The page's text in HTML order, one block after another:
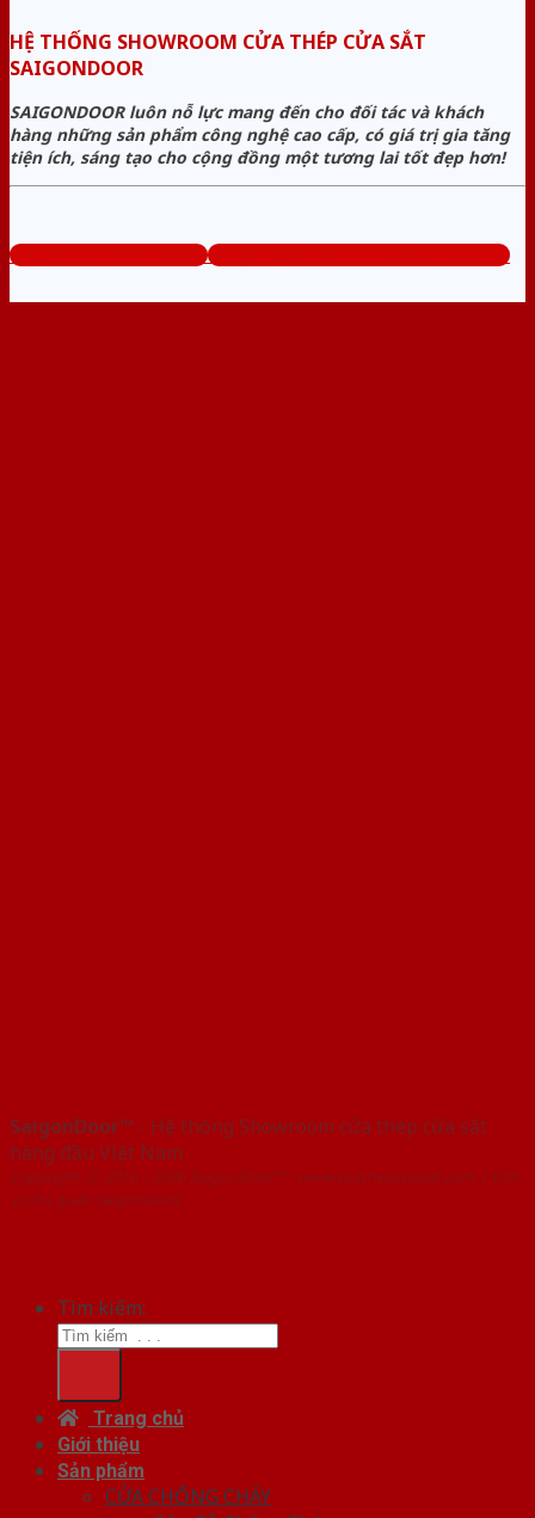
HỆ THỐNG SHOWROOM CỬA THÉP CỬA SẮT
SAIGONDOOR
SAIGONDOOR luôn nỗ lực mang đến cho đối tác và khách
hàng những sản phẩm công nghệ cao cấp, có giá trị gia tăng
tiện ích, sáng tạo cho cộng đồng một tương lai tốt đẹp hơn!
www.cuathepcuasat.com Tổng đài tư vấn miễn phí: 0824.400.400
SaigonDoor™ - Hệ thống Showroom cửa thép cửa sắt
hàng đầu Việt Nam
Copyright ⓒ 2016 – 2026 SaigonDoor™ - www.cuathepcuasat.com | Đơn
vị chủ quản SaigonDoor
Tìm kiếm:
Trang chủ
Giới thiệu
Sản phẩm
CỬA CHỐNG CHÁY